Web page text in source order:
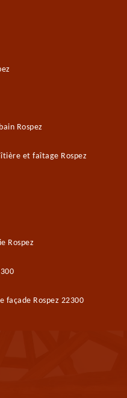
Rospez
et faîtage Rospez
Rospez
façade Rospez 22300